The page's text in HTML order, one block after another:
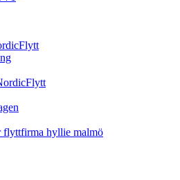
flyttfirma hyllie malmö